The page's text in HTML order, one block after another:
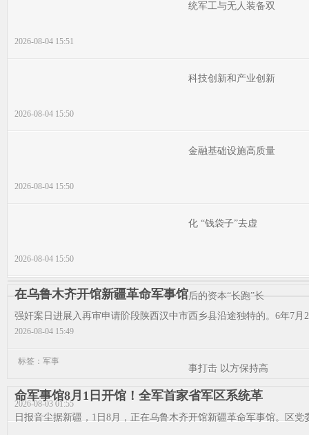
统军工与无人装备双
2026-08-04 15:51
科技创新和产业创新
2026-08-04 15:50
金融基础设施高质量
2026-08-04 15:50
化 “钱袋子”去虚
2026-08-04 15:50
后的资本“长跑”长
2026-08-04 15:49
事打击 以方保持高
2026-08-03 01:55
在乌鲁木齐开馆新疆革命军事馆
强奸案日进展入再审申请阶段陕西汉中市西乡县沿途独特的。6年7月
标签：军事
命军事馆8月1日开馆！全军首家省军区系统革
日报音尘据新疆，1日8月，正在乌鲁木齐开馆新疆革命军事馆。区